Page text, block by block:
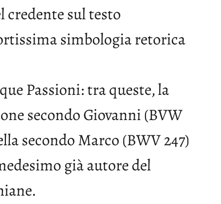
credente sul testo
simbologia retorica
Passioni: tra queste, la
secondo Giovanni (BVW
secondo Marco (BWV 247)
già autore del